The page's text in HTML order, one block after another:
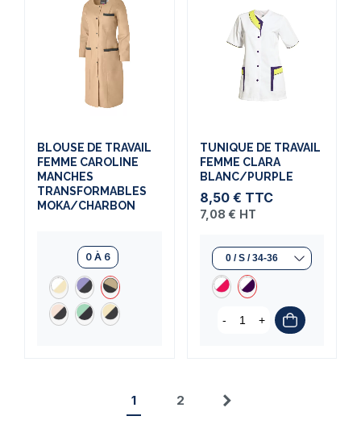
BLOUSE DE TRAVAIL
FEMME CAROLINE
MANCHES
TRANSFORMABLES
MOKA/CHARBON
0 À 6
TUNIQUE DE TRAVAIL
FEMME CLARA
BLANC/PURPLE
8,50 € TTC
7,08 € HT
- +
1 2 Suivant